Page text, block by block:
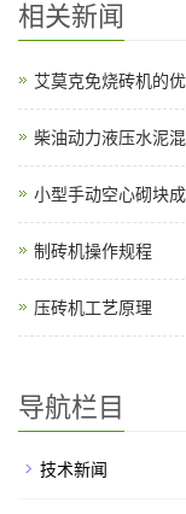
相关新闻
艾莫克免烧砖机的
柴油动力液压水泥
小型手动空心砌块
制砖机操作规程
压砖机工艺原理
导航栏目
技术新闻